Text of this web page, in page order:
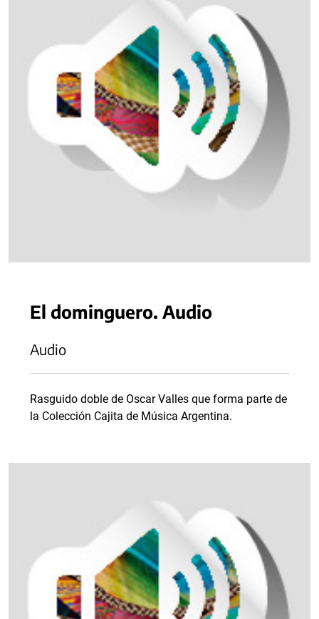
El dominguero. Audio
Audio
Rasguido doble de Oscar Valles que forma parte de
la Colección Cajita de Música Argentina.